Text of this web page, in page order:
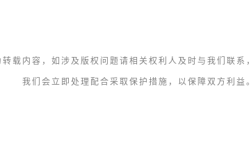
载内容，如涉及版权问题请相关权利人及时与我们联系，
我们会立即处理配合采取保护措施，以保障双方利益。